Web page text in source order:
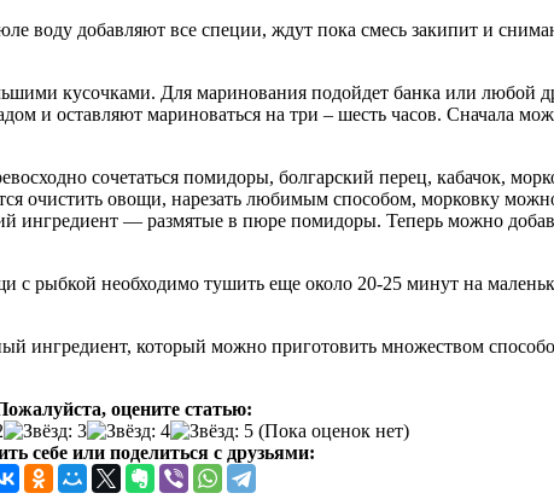
воду добавляют все специи, ждут пока смесь закипит и
кусочками. Для маринования подойдет банка или любой
и оставляют мариноваться на три – шесть часов. Сначала
сочетаться помидоры, болгарский перец, кабачок,
очистить овощи, нарезать любимым способом, морковку
ингредиент — размятые в пюре помидоры. Теперь можно
необходимо тушить еще около 20-25 минут на
ингредиент, который можно приготовить множеством
оцените статью:
(Пока оценок нет)
себе или поделиться с друзьями: